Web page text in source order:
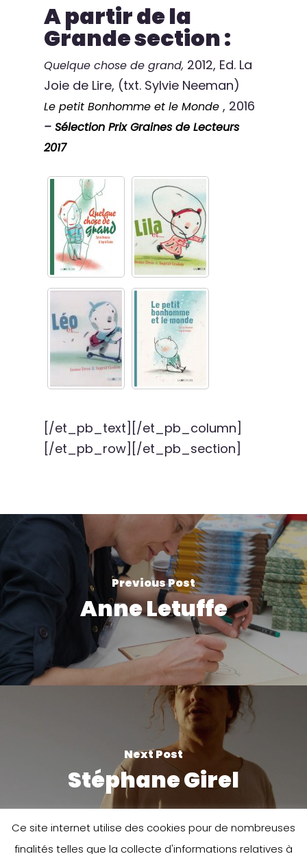
A partir de la
Grande section :
Quelque chose de grand, 2012, Ed. La
Joie de Lire, (txt. Sylvie Neeman)
Le petit Bonhomme et le Monde , 2016
– Sélection Prix Graines de Lecteurs
2017
[/et_pb_text][/et_pb_column]
[/et_pb_row][/et_pb_section]
Previous Post
Anne Letuffe
Next Post
Stéphane Girel
Ce site internet utilise des cookies pour de nombreuses
finalités telles que la collecte d'informations relatives à